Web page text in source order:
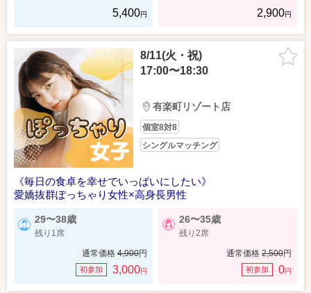
5,400円 2,900円
8/11(火・祝)
17:00〜18:30
有楽町リゾート店
個室8対8
シングルマッチング
《毎日の食卓を幸せでいっぱいにしたい》
愛嬌抜群ぽっちゃり女性×高身長男性
29〜38歳
残り1席
通常価格 4,900円
初参加 3,000円
26〜35歳
残り2席
通常価格 2,500円
初参加 0円